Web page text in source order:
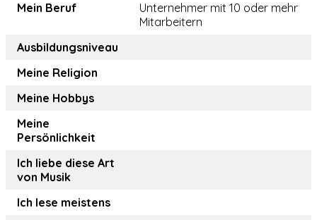
Mein Beruf
Unternehmer mit 10 oder mehr
Mitarbeitern
Ausbildungsniveau
Meine Religion
Meine Hobbys
Meine
Persönlichkeit
Ich liebe diese Art
von Musik
Ich lese meistens